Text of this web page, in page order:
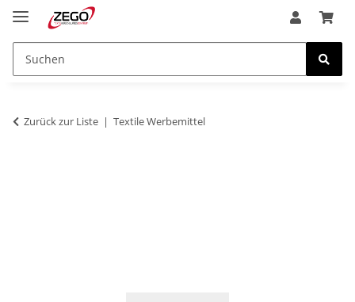
Zurück zur Liste Textile Werbemittel